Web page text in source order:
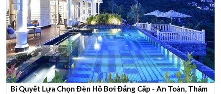
Bí Quyết Lựa Chọn Đèn Hồ Bơi Đẳng Cấp - An Toàn, Thẩm